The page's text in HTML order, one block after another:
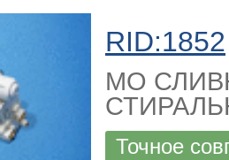
RID:1852
МО
Точное